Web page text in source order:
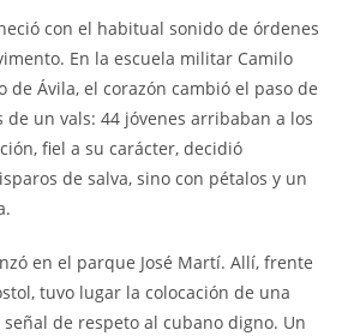
con el habitual sonido de órdenes
En la escuela militar Camilo
de Ávila, el corazón cambió el paso de
un vals: 44 jóvenes arribaban a los
fiel a su carácter, decidió
de salva, sino con pétalos y un
en el parque José Martí. Allí, frente
tuvo lugar la colocación de una
de respeto al cubano digno. Un